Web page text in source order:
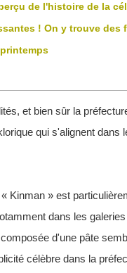
de l'histoire de la
! On y trouve des
et bien sûr la
qui s'alignent dans
Kinman » est
dans les
d'une pâte
célèbre dans la